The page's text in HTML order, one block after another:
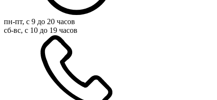
пн-пт, с 9 до 20 часов
сб-вс, с 10 до 19 часов